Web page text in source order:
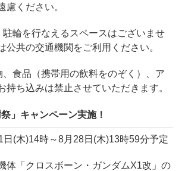
慮ください。
輪を行なえるスペースはございませ
公共の交通機関をご利用ください。
食品（携帯用の飲料をのぞく）、ア
持ち込みは禁止させていただきます。
祭」キャンペーン実施！
日(木)14時～8月28日(木)13時59分予定
体「クロスボーン・ガンダムX1改」の